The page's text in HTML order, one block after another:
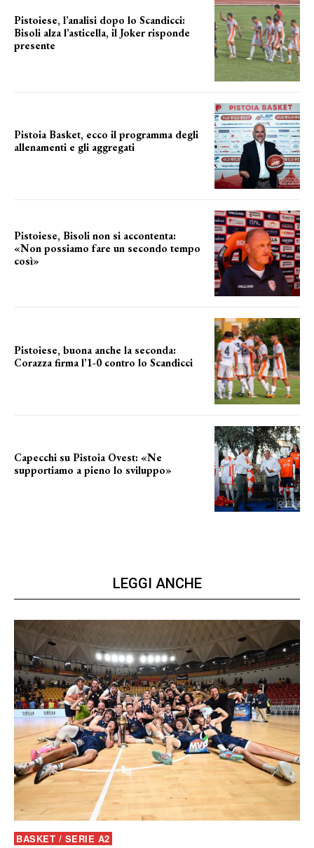
Pistoiese, l’analisi dopo lo Scandicci:
Bisoli alza l’asticella, il Joker risponde
presente
Pistoia Basket, ecco il programma degli
allenamenti e gli aggregati
Pistoiese, Bisoli non si accontenta:
«Non possiamo fare un secondo tempo
così»
Pistoiese, buona anche la seconda:
Corazza firma l’1-0 contro lo Scandicci
Capecchi su Pistoia Ovest: «Ne
supportiamo a pieno lo sviluppo»
LEGGI ANCHE
BASKET / SERIE A2